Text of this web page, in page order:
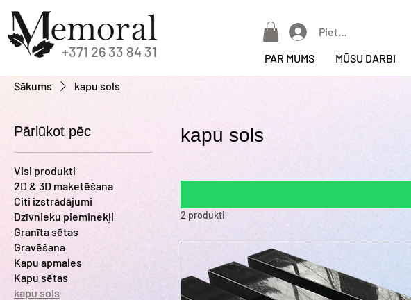
+371 26 33 84 31
Pieteikties
PAR MUMS MŪSU DARBI
Sākums kapu sols
Pārlūkot pēc
Visi produkti
2D & 3D maketēšana
Citi izstrādājumi
Dzīvnieku pieminekļi
Granīta sētas
Gravēšana
Kapu apmales
Kapu sētas
kapu sols
kapu sols
2 produkti